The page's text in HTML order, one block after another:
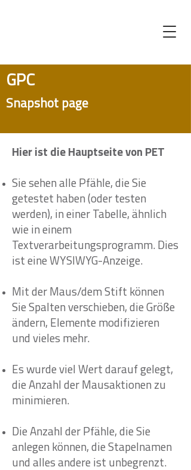
GPC
Snapshot page
Hier ist die Hauptseite von PET
Sie sehen alle Pfähle, die Sie
getestet haben (oder testen
werden), in einer Tabelle, ähnlich
wie in einem
Textverarbeitungsprogramm. Dies
ist eine WYSIWYG-Anzeige.
Mit der Maus/dem Stift können
Sie Spalten verschieben, die Größe
ändern, Elemente modifizieren
und vieles mehr.
Es wurde viel Wert darauf gelegt,
die Anzahl der Mausaktionen zu
minimieren.
Die Anzahl der Pfähle, die Sie
anlegen können, die Stapelnamen
und alles andere ist unbegrenzt.